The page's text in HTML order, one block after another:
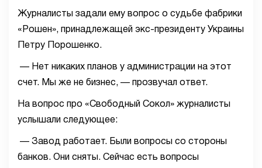
Журналисты задали ему вопрос о судьбе фабрики
«Рошен», принадлежащей экс-президенту Украины
Петру Порошенко.
— Нет никаких планов у администрации на этот
счет. Мы же не бизнес, — прозвучал ответ.
На вопрос про «Свободный Сокол» журналисты
услышали следующее:
— Завод работает. Были вопросы со стороны
банков. Они сняты. Сейчас есть вопросы